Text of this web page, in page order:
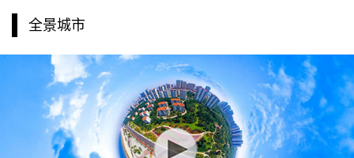
全景城市